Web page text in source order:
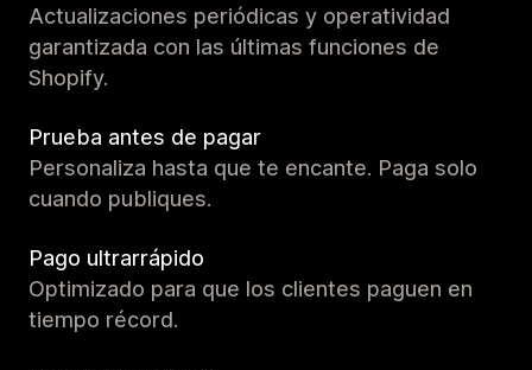
Actualizaciones periódicas y operatividad
garantizada con las últimas funciones de
Shopify.
Prueba antes de pagar
Personaliza hasta que te encante. Paga solo
cuando publiques.
Pago ultrarrápido
Optimizado para que los clientes paguen en
tiempo récord.